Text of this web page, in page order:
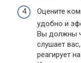
Оцените
удобно и
Вы должны
слушает
реагирует